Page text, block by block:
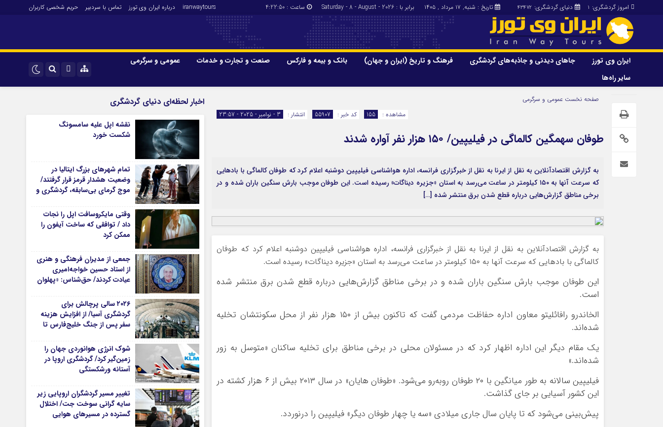
دنیای گردشگری: 43472 امروز گردشگری: 1 تاریخ : شنبه, ۱۷ مرداد , ۱۴۰۵ برابر با : Saturday - 8 - August - 2026 ساعت : 4:22:50
iranwaytours درباره ایران وی تورز تماس با سردبیر حریم شخصی کاربران
ایران وی تورز جاهای دیدنی و جاذبه‌های گردشگری فرهنگ و تاریخ (ایران و جهان) بانک و بیمه و فارکس صنعت و تجارت و خدمات
عمومی و سرگرمی
سایر راه‌ها
اینستاگرام
ایران وی تورز
شرایط بازنشر محتوا در ایران وی تورز
ایران سفر تور
غذا و رستوران
گزارش‌های خبری میراث فرهنگی
بانک و بیمه و فارکس
ارزدیجیتال
صنعت و تجارت و خدمات
اقتصاد گردشگری
عمومی و سرگرمی
پزشکی، سلامت و زیبایی
سایر راه‌ها
تور و سفر ایرانی
اخبار بانکی و اقتصادی
مسیرهای نجف به کربلا
صفحه نخست عمومی و سرگرمی
انتشار :
3 - نوامبر - 2025 - 23:57 کد خبر : 55907 مشاهده : 155
طوفان سهمگین کالماگی در فیلیپین/ ۱۵۰ هزار نفر آواره شدند
به گزارش اقتصادآنلاین به نقل از ایرنا به نقل از خبرگزاری فرانسه، اداره هواشناسی فیلیپین دوشنبه اعلام کرد که طوفان کالماگی با باد‌هایی
که سرعت آنها به ۱۵۰ کیلومتر در ساعت می‌رسد به استان «جزیره دیناگات» رسیده است. این طوفان موجب بارش سنگین باران شده و در
برخی مناطق گزارش‌هایی درباره قطع شدن برق منتشر شده […]
به گزارش اقتصادآنلاین به نقل از ایرنا به نقل از خبرگزاری فرانسه، اداره هواشناسی فیلیپین دوشنبه اعلام کرد که طوفان
کالماگی با باد‌هایی که سرعت آنها به ۱۵۰ کیلومتر در ساعت می‌رسد به استان «جزیره دیناگات» رسیده است.
این طوفان موجب بارش سنگین باران شده و در برخی مناطق گزارش‌هایی درباره قطع شدن برق منتشر شده
است.
الخاندرو رافائلیتو معاون اداره حفاظت مردمی گفت که تاکنون بیش از ۱۵۰ هزار نفر از محل سکونتشان تخلیه
شده‌اند.
یک مقام دیگر این اداره اظهار کرد که در مسئولان محلی در برخی مناطق برای تخلیه ساکنان «متوسل به زور
شده‌اند.»
فیلیپین سالانه به طور میانگین با ۲۰ طوفان رو‌به‌رو می‌شود. «طوفان هایان» در سال ۲۰۱۳ بیش از ۶ هزار کشته در
این کشور آسیایی بر جای گذاشت.
پیش‌بینی می‌شود که تا پایان سال جاری میلادی «سه یا چهار طوفان دیگر» فیلیپین را درنوردد.
اخبار لحظه‌ای دنیای گردشگری
نقشه اپل علیه سامسونگ
شکست خورد
تمام شهرهای بزرگ ایتالیا در
وضعیت هشدار قرمز قرار گرفتند/
موج گرمای بی‌سابقه، گردشگری و
قرار داد
وقتی مایکروسافت اپل را نجات
داد / توافقی که ساخت آیفون را
ممکن کرد
جمعی از مدیران فرهنگی و هنری
از استاد حسین خواجه‌امیری
عیادت کردند/ حق‌شناس: «پهلوان
برای استاد ایرج است
۲۰۲۶ سالی پرچالش برای
گردشگری آسیا/ از افزایش هزینه
سفر پس از جنگ خلیج‌فارس تا
شوک انرژی هوانوردی جهان را
زمین‌گیر کرد/ گردشگری اروپا در
آستانه ورشکستگی
تغییر مسیر گردشگران اروپایی زیر
سایه گرانی سوخت جت/ اختلال
گسترده در مسیرهای هوایی